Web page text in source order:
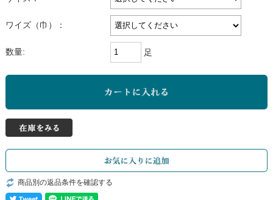
ワイズ（巾）：
数量: 足
商品別の返品条件を確認する